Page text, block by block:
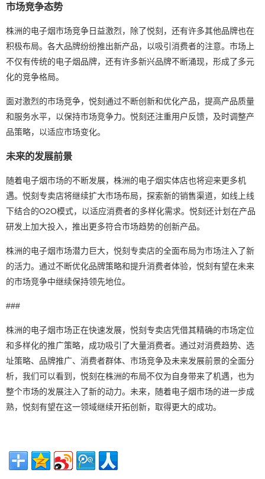
市场竞争态势
株洲的电子烟市场竞争日益激烈，除了悦刻，还有许多其他品牌也在
积极布局。各大品牌纷纷推出新产品，以吸引消费者的注意。市场上
不仅有传统的电子烟品牌，还有许多新兴品牌不断涌现，形成了多元
化的竞争格局。
面对激烈的市场竞争，悦刻通过不断创新和优化产品，提高产品质量
和服务水平，以保持市场竞争力。悦刻还注重用户反馈，及时调整产
品策略，以适应市场变化。
未来的发展前景
随着电子烟市场的不断发展，株洲的电子烟实体店也将迎来更多机
遇。悦刻专卖店将继续扩大市场布局，探索新的销售渠道，如线上线
下结合的O2O模式，以适应消费者的多样化需求。悦刻还计划在产品
研发上加大投入，推出更多符合市场趋势的创新产品。
株洲的电子烟市场潜力巨大，悦刻专卖店的全面布局为市场注入了新
的活力。通过不断优化品牌策略和提升消费者体验，悦刻有望在未来
的市场竞争中继续保持领先地位。
###
株洲的电子烟市场正在快速发展，悦刻专卖店凭借其精确的市场定位
和多样化的推广策略，成功吸引了大量消费者。通过对消费趋势、选
址策略、品牌推广、消费者群体、市场竞争及未来发展前景的全面分
析，我们可以看到，悦刻在株洲的布局不仅为自身带来了机遇，也为
整个市场的发展注入了新的动力。未来，随着电子烟市场的进一步成
熟，悦刻有望在这一领域继续开拓创新，取得更大的成功。